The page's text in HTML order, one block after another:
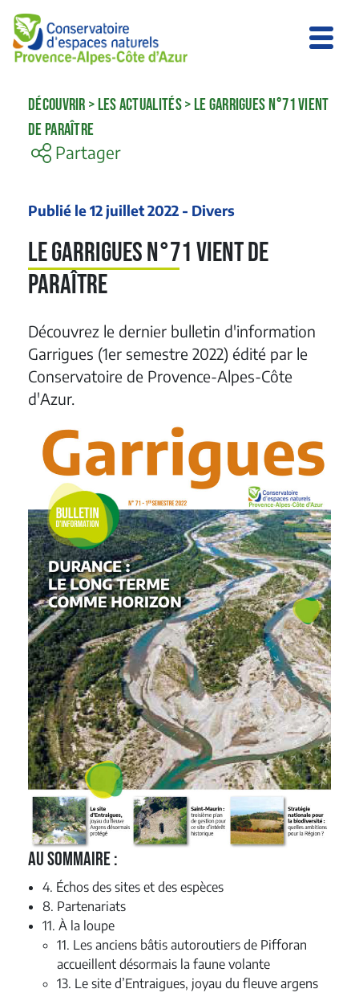
DÉCOUVRIR >LES ACTUALITÉS>LE GARRIGUES N°71 VIENT
DE PARAÎTRE
Partager
Publié le 12 juillet 2022 - Divers
Le Garrigues n°71 vient de
paraître
Découvrez le dernier bulletin d'information
Garrigues (1er semestre 2022) édité par le
Conservatoire de Provence-Alpes-Côte
d'Azur.
Au sommaire :
4. Échos des sites et des espèces
8. Partenariats
11. À la loupe
11. Les anciens bâtis autoroutiers de Pifforan
accueillent désormais la faune volante
13. Le site d’Entraigues, joyau du fleuve argens